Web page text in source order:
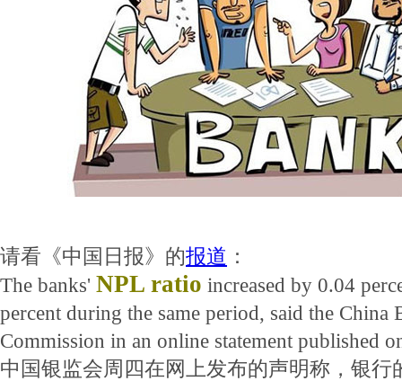
请看《中国日报》的报道 ：
The banks' NPL ratio increased by 0.04
percent during the same period, said the China
Commission in an online statement published
中国银监会周四在网上发布的声明称，银行